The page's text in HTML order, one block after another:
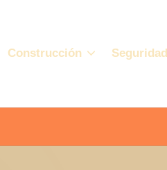
Construcción Seguridad